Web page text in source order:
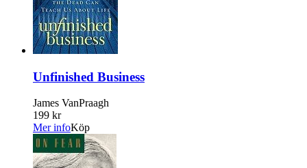
Unfinished Business
James VanPraagh
199 kr
Mer infoKöp